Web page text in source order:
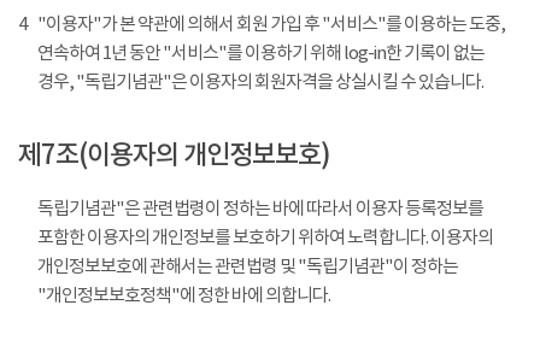
4
"이용자"가 본 약관에 의해서 회원 가입 후 "서비스"를 이용하는 도중,
연속하여 1년 동안 "서비스"를 이용하기 위해 log-in한 기록이 없는
경우, "독립기념관"은 이용자의 회원자격을 상실시킬 수 있습니다.
제7조(이용자의 개인정보보호)
독립기념관"은 관련법령이 정하는 바에 따라서 이용자 등록정보를
포함한 이용자의 개인정보를 보호하기 위하여 노력합니다. 이용자의
개인정보보호에 관해서는 관련법령 및 "독립기념관"이 정하는
"개인정보보호정책"에 정한 바에 의합니다.